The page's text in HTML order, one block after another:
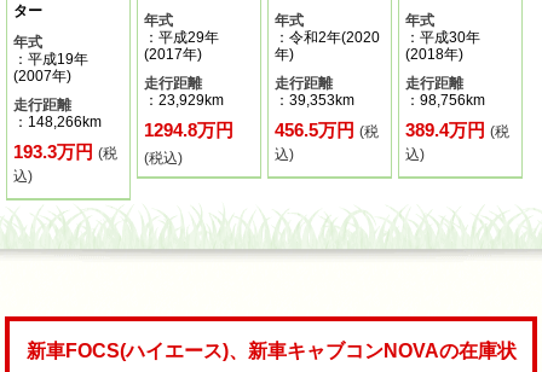
ター
年式
：平成19年
(2007年)
走行距離
：148,266km
193.3万円 (税
込)
年式
：平成29年
(2017年)
走行距離
：23,929km
1294.8万円
(税込)
年式
：令和2年(2020
年)
走行距離
：39,353km
456.5万円(税
込)
年式
：平成30年
(2018年)
走行距離
：98,756km
389.4万円(税
込)
新車FOCS(ハイエース)、新車キャブコンNOVAの在庫状